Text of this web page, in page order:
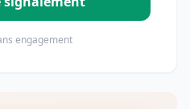
engagement